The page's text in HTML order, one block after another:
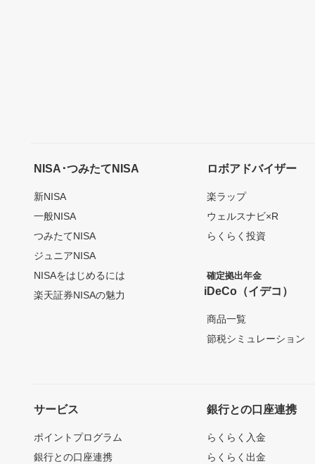
NISA･つみたてNISA
新NISA
一般NISA
つみたてNISA
ジュニアNISA
NISAをはじめるには
楽天証券NISAの魅力
ロボアドバイザー
楽ラップ
ウェルスナビ×R
らくらく投資
確定拠出年金
iDeCo（イデコ）
商品一覧
節税シミュレーション
サービス
ポイントプログラム
銀行との口座連携
銀行との口座連携
らくらく入金
らくらく出金